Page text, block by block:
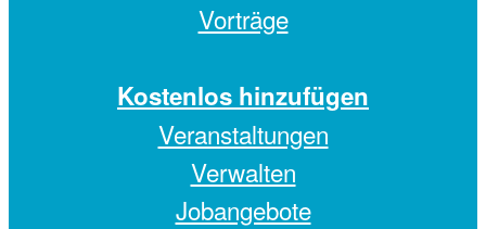
Vorträge
Kostenlos hinzufügen
Veranstaltungen
Verwalten
Jobangebote